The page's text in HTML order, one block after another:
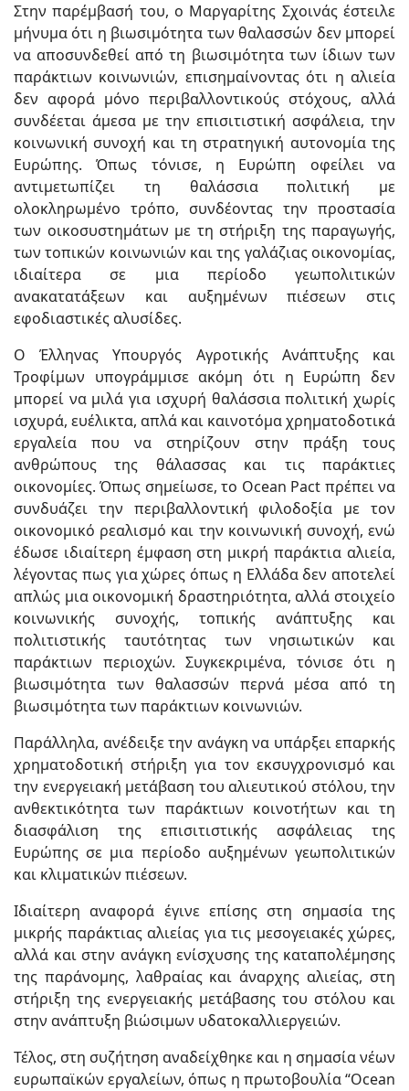
Στην παρέμβασή του, ο Μαργαρίτης Σχοινάς έστειλε
μήνυμα ότι η βιωσιμότητα των θαλασσών δεν μπορεί
να αποσυνδεθεί από τη βιωσιμότητα των ίδιων των
παράκτιων κοινωνιών, επισημαίνοντας ότι η αλιεία
δεν αφορά μόνο περιβαλλοντικούς στόχους, αλλά
συνδέεται άμεσα με την επισιτιστική ασφάλεια, την
κοινωνική συνοχή και τη στρατηγική αυτονομία της
Ευρώπης. Όπως τόνισε, η Ευρώπη οφείλει να
αντιμετωπίζει τη θαλάσσια πολιτική με
ολοκληρωμένο τρόπο, συνδέοντας την προστασία
των οικοσυστημάτων με τη στήριξη της παραγωγής,
των τοπικών κοινωνιών και της γαλάζιας οικονομίας,
ιδιαίτερα σε μια περίοδο γεωπολιτικών
ανακατατάξεων και αυξημένων πιέσεων στις
εφοδιαστικές αλυσίδες.
Ο Έλληνας Υπουργός Αγροτικής Ανάπτυξης και
Τροφίμων υπογράμμισε ακόμη ότι η Ευρώπη δεν
μπορεί να μιλά για ισχυρή θαλάσσια πολιτική χωρίς
ισχυρά, ευέλικτα, απλά και καινοτόμα χρηματοδοτικά
εργαλεία που να στηρίζουν στην πράξη τους
ανθρώπους της θάλασσας και τις παράκτιες
οικονομίες. Όπως σημείωσε, το Ocean Pact πρέπει να
συνδυάζει την περιβαλλοντική φιλοδοξία με τον
οικονομικό ρεαλισμό και την κοινωνική συνοχή, ενώ
έδωσε ιδιαίτερη έμφαση στη μικρή παράκτια αλιεία,
λέγοντας πως για χώρες όπως η Ελλάδα δεν αποτελεί
απλώς μια οικονομική δραστηριότητα, αλλά στοιχείο
κοινωνικής συνοχής, τοπικής ανάπτυξης και
πολιτιστικής ταυτότητας των νησιωτικών και
παράκτιων περιοχών. Συγκεκριμένα, τόνισε ότι η
βιωσιμότητα των θαλασσών περνά μέσα από τη
βιωσιμότητα των παράκτιων κοινωνιών.
Παράλληλα, ανέδειξε την ανάγκη να υπάρξει επαρκής
χρηματοδοτική στήριξη για τον εκσυγχρονισμό και
την ενεργειακή μετάβαση του αλιευτικού στόλου, την
ανθεκτικότητα των παράκτιων κοινοτήτων και τη
διασφάλιση της επισιτιστικής ασφάλειας της
Ευρώπης σε μια περίοδο αυξημένων γεωπολιτικών
και κλιματικών πιέσεων.
Ιδιαίτερη αναφορά έγινε επίσης στη σημασία της
μικρής παράκτιας αλιείας για τις μεσογειακές χώρες,
αλλά και στην ανάγκη ενίσχυσης της καταπολέμησης
της παράνομης, λαθραίας και άναρχης αλιείας, στη
στήριξη της ενεργειακής μετάβασης του στόλου και
στην ανάπτυξη βιώσιμων υδατοκαλλιεργειών.
Τέλος, στη συζήτηση αναδείχθηκε και η σημασία νέων
ευρωπαϊκών εργαλείων, όπως η πρωτοβουλία “Ocean